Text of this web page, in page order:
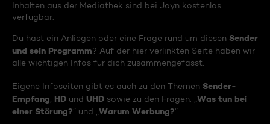
Inhalten aus der Mediathek sind bei Joyn kostenlos
verfügbar.
Du hast ein Anliegen oder eine Frage rund um diesen Sender
und sein Programm? Auf der hier verlinkten Seite haben wir
alle wichtigen Infos für dich zusammengefasst.
Eigene Infoseiten gibt es auch zu den Themen Sender-
Empfang HD und UHD sowie zu den Fragen: „ Was tun bei
einer Störung?“ und „ Warum Werbung?“